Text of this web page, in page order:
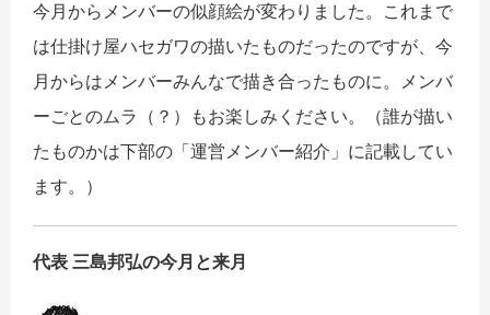
今月からメンバーの似顔絵が変わりました。これまで
は仕掛け屋ハセガワの描いたものだったのですが、今
月からはメンバーみんなで描き合ったものに。メンバ
ーごとのムラ（？）もお楽しみください。（誰が描い
たものかは下部の「運営メンバー紹介」に記載してい
ます。）
代表 三島邦弘の今月と来月